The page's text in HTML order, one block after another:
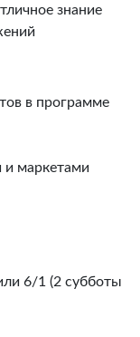
знание
в программе
и маркетами
6/1 (2 субботы